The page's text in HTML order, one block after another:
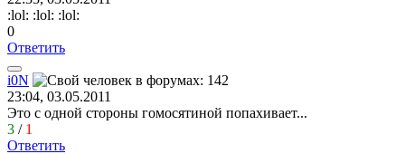
:lol: :lol: :lol:
0
Ответить
i0N
23:04, 03.05.2011
Это с одной стороны гомосятиной попахивает...
3 / 1
Ответить